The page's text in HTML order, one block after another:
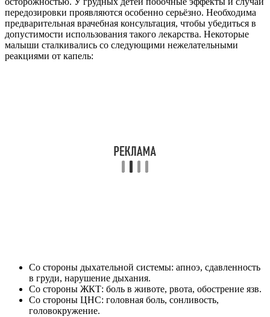
передозировки проявляются особенно серьёзно. Необходима
предварительная врачебная консультация, чтобы убедиться в
допустимости использования такого лекарства. Некоторые
малыши сталкивались со следующими нежелательными
реакциями от капель:
Со стороны дыхательной системы: апноэ, сдавленность
в груди, нарушение дыхания.
Со стороны ЖКТ: боль в животе, рвота, обострение язв.
Со стороны ЦНС: головная боль, сонливость,
головокружение.